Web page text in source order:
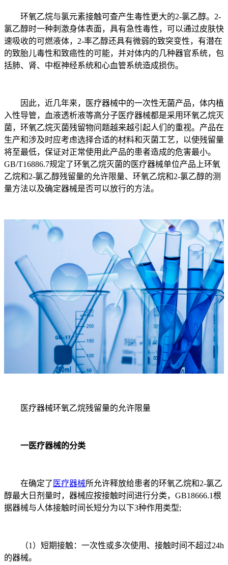
环氧乙烷与氯元素接触可查产生毒性更大的2-氯乙醇。2-
氯乙醇时一种刺激身体表面，具有急性毒性，可以通过皮肤快
速吸收的可燃液体，2-率乙醇还具有微弱的致突变性，有潜在
的致胎儿毒性和致癌性的可能，并对体内的几种器官系统，包
括肺、肾、中枢神经系统和心血管系统造成损伤。
因此，近几年来，医疗器械中的一次性无菌产品，体内植
入性导管，血液透析液等高分子医疗器械都是采用环氧乙烷灭
菌，环氧乙烷灭菌残留物问题越来越引起人们的重视。产品在
生产和涉及时应考虑选择合适的材料和灭菌工艺，以使残留量
将至最低，保证对正常使用此产品的患者造成的危害最小。
GB/T16886.7规定了环氧乙烷灭菌的医疗器械单位产品上环氧
乙烷和2-氯乙醇残留量的允许限量、环氧乙烷和2-氯乙醇的测
量方法以及确定器械是否可以放行的方法。
医疗器械环氧乙烷残留量的允许限量
一医疗器械的分类
在确定了 医疗器械所允许释放给患者的环氧乙烷和2-氯乙
醇最大日剂量时，器械应按接触时间进行分类，GB18666.1根
据器械与人体接触时间长短分为以下3种作用类型;
（1）短期接触：一次性或多次使用、接触时间不超过24h
的器械。